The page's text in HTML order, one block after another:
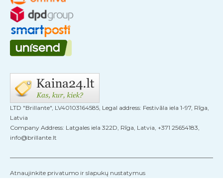
LTD "Brillante", LV40103164585, Legal address: Festivāla iela 1-97, Rīga,
Latvia
Company Address: Latgales iela 322D, Rīga, Latvia, +371 25654183,
info@brillante.lt
Atnaujinkite privatumo ir slapukų nustatymus